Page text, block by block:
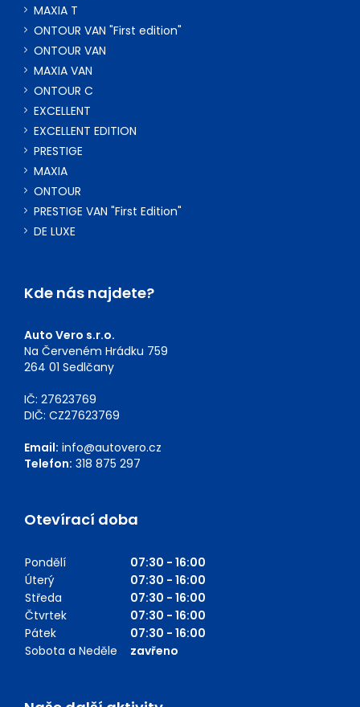
MAXIA T
ONTOUR VAN "First edition"
ONTOUR VAN
MAXIA VAN
ONTOUR C
EXCELLENT
EXCELLENT EDITION
PRESTIGE
MAXIA
ONTOUR
PRESTIGE VAN "First Edition"
DE LUXE
Kde nás najdete?
Auto Vero s.r.o.
Na Červeném Hrádku 759
264 01 Sedlčany
IČ: 27623769
DIČ: CZ27623769
Email: info@autovero.cz
Telefon: 318 875 297
Otevírací doba
Pondělí
07:30 - 16:00
Úterý
07:30 - 16:00
Středa
07:30 - 16:00
Čtvrtek
07:30 - 16:00
Pátek
07:30 - 16:00
Sobota a Neděle
zavřeno